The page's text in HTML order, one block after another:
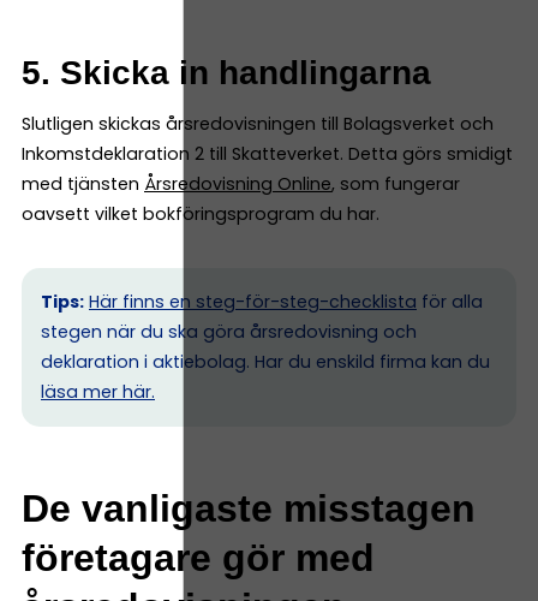
5. Skicka in handlingarna
Slutligen skickas årsredovisningen till Bolagsverket och
Inkomstdeklaration 2 till Skatteverket. Detta görs smidigt
med tjänsten Årsredovisning Online, som fungerar
oavsett vilket bokföringsprogram du har.
Tips: Här finns en steg-för-steg-checklista för alla
stegen när du ska göra årsredovisning och
deklaration i aktiebolag. Har du enskild firma kan du
läsa mer här.
De vanligaste misstagen
företagare gör med